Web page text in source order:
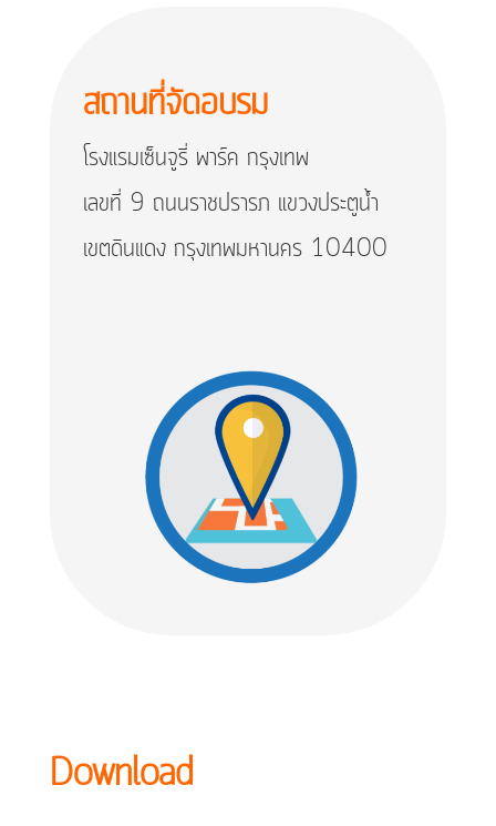
สถานที่จัดอบรม
โรงแรมเซ็นจูรี่ พาร์ค กรุงเทพ
เลขที่ 9 ถนนราชปรารภ แขวงประตูน้ำ
เขตดินแดง กรุงเทพมหานคร 10400
Download